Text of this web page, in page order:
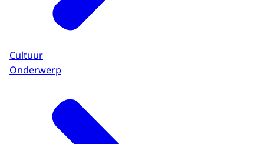
Cultuur
Onderwerp